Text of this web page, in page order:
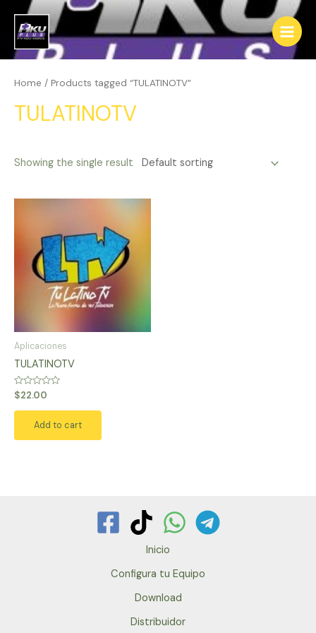
contenido
Main
Home / Products tagged “TULATINOTV”
TULATINOTV
Showing the single result
Aplicaciones
TULATINOTV
Rated
0
out
$22.00
Add to cart
Inicio
Configura tu Equipo
Download
Distribuidor